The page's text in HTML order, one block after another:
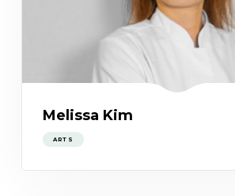
Melissa Kim
ARTS